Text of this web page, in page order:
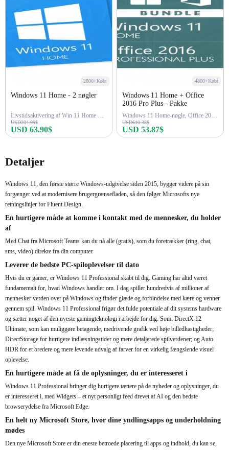
2800+Købt
Windows 11 Home - 2 nøgler
Livstidsaktivering af Win 11 Home 2-nøgle
USD204.99$
USD 63.90$
4800+Købt
Windows 11 Home + Office
2016 Pro Plus - Pakke
Windows 11 Home-nøgle, Office 2016 Pro Plus-nøgle
USD610.38$
USD 53.87$
Detaljer
Windows 11, den første større Windows-udgivelse siden 2015, bygger videre på sin
forgænger ved at modernisere brugergrænsefladen, så den følger Microsofts nye
retningslinjer for Fluent Design.
En hurtigere måde at komme i kontakt med de mennesker, du holder
af
Med Chat fra Microsoft Teams kan du nå alle (gratis), som du foretrækker (ring, chat,
sms, video) direkte fra din computer.
Leverer de bedste PC-spiloplevelser til dato
Hvis du er gamer, er Windows 11 Professional skabt til dig. Gaming har altid været
fundamentalt for, hvad Windows handler om. I dag spiller hundredvis af millioner af
mennesker verden over på Windows og finder glæde og forbindelse med kære og venner
gennem spil. Windows 11 Professional frigør det fulde potentiale af dit systems hardware
og sætter noget af den nyeste gamingteknologi i arbejde for dig. Som: DirectX 12
Ultimate, som kan muliggøre betagende, medrivende grafik ved høje billedhastigheder;
DirectStorage for hurtigere indlæsningstider og mere detaljerede spilverdener; og Auto
HDR for et bredere og mere levende udvalg af farver for en virkelig fængslende visuel
oplevelse.
En hurtigere måde at få de oplysninger, du er interesseret i
Windows 11 Professional bringer dig hurtigere tættere på de nyheder og oplysninger, du
er interesseret i, med Widgets – et nyt personligt feed drevet af AI og den bedste
browserydelse fra Microsoft Edge.
En helt ny Microsoft Store, hvor dine yndlingsapps og underholdning
mødes
Den nye Microsoft Store er din eneste betroede placering til apps og indhold, du kan se,